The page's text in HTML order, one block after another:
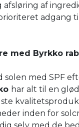
af
adgang til
med Byrkko
solen med SPF
har alt til en
inden for